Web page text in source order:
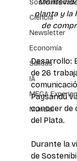
Sostenibilidad
Ciencia
Newsletter
Economía
Salidas
IA
MEGA
Mundial
planta y la
de
Desarrollo:
de 26
Paysandú
conocer de
del Plata.
Durante la
de